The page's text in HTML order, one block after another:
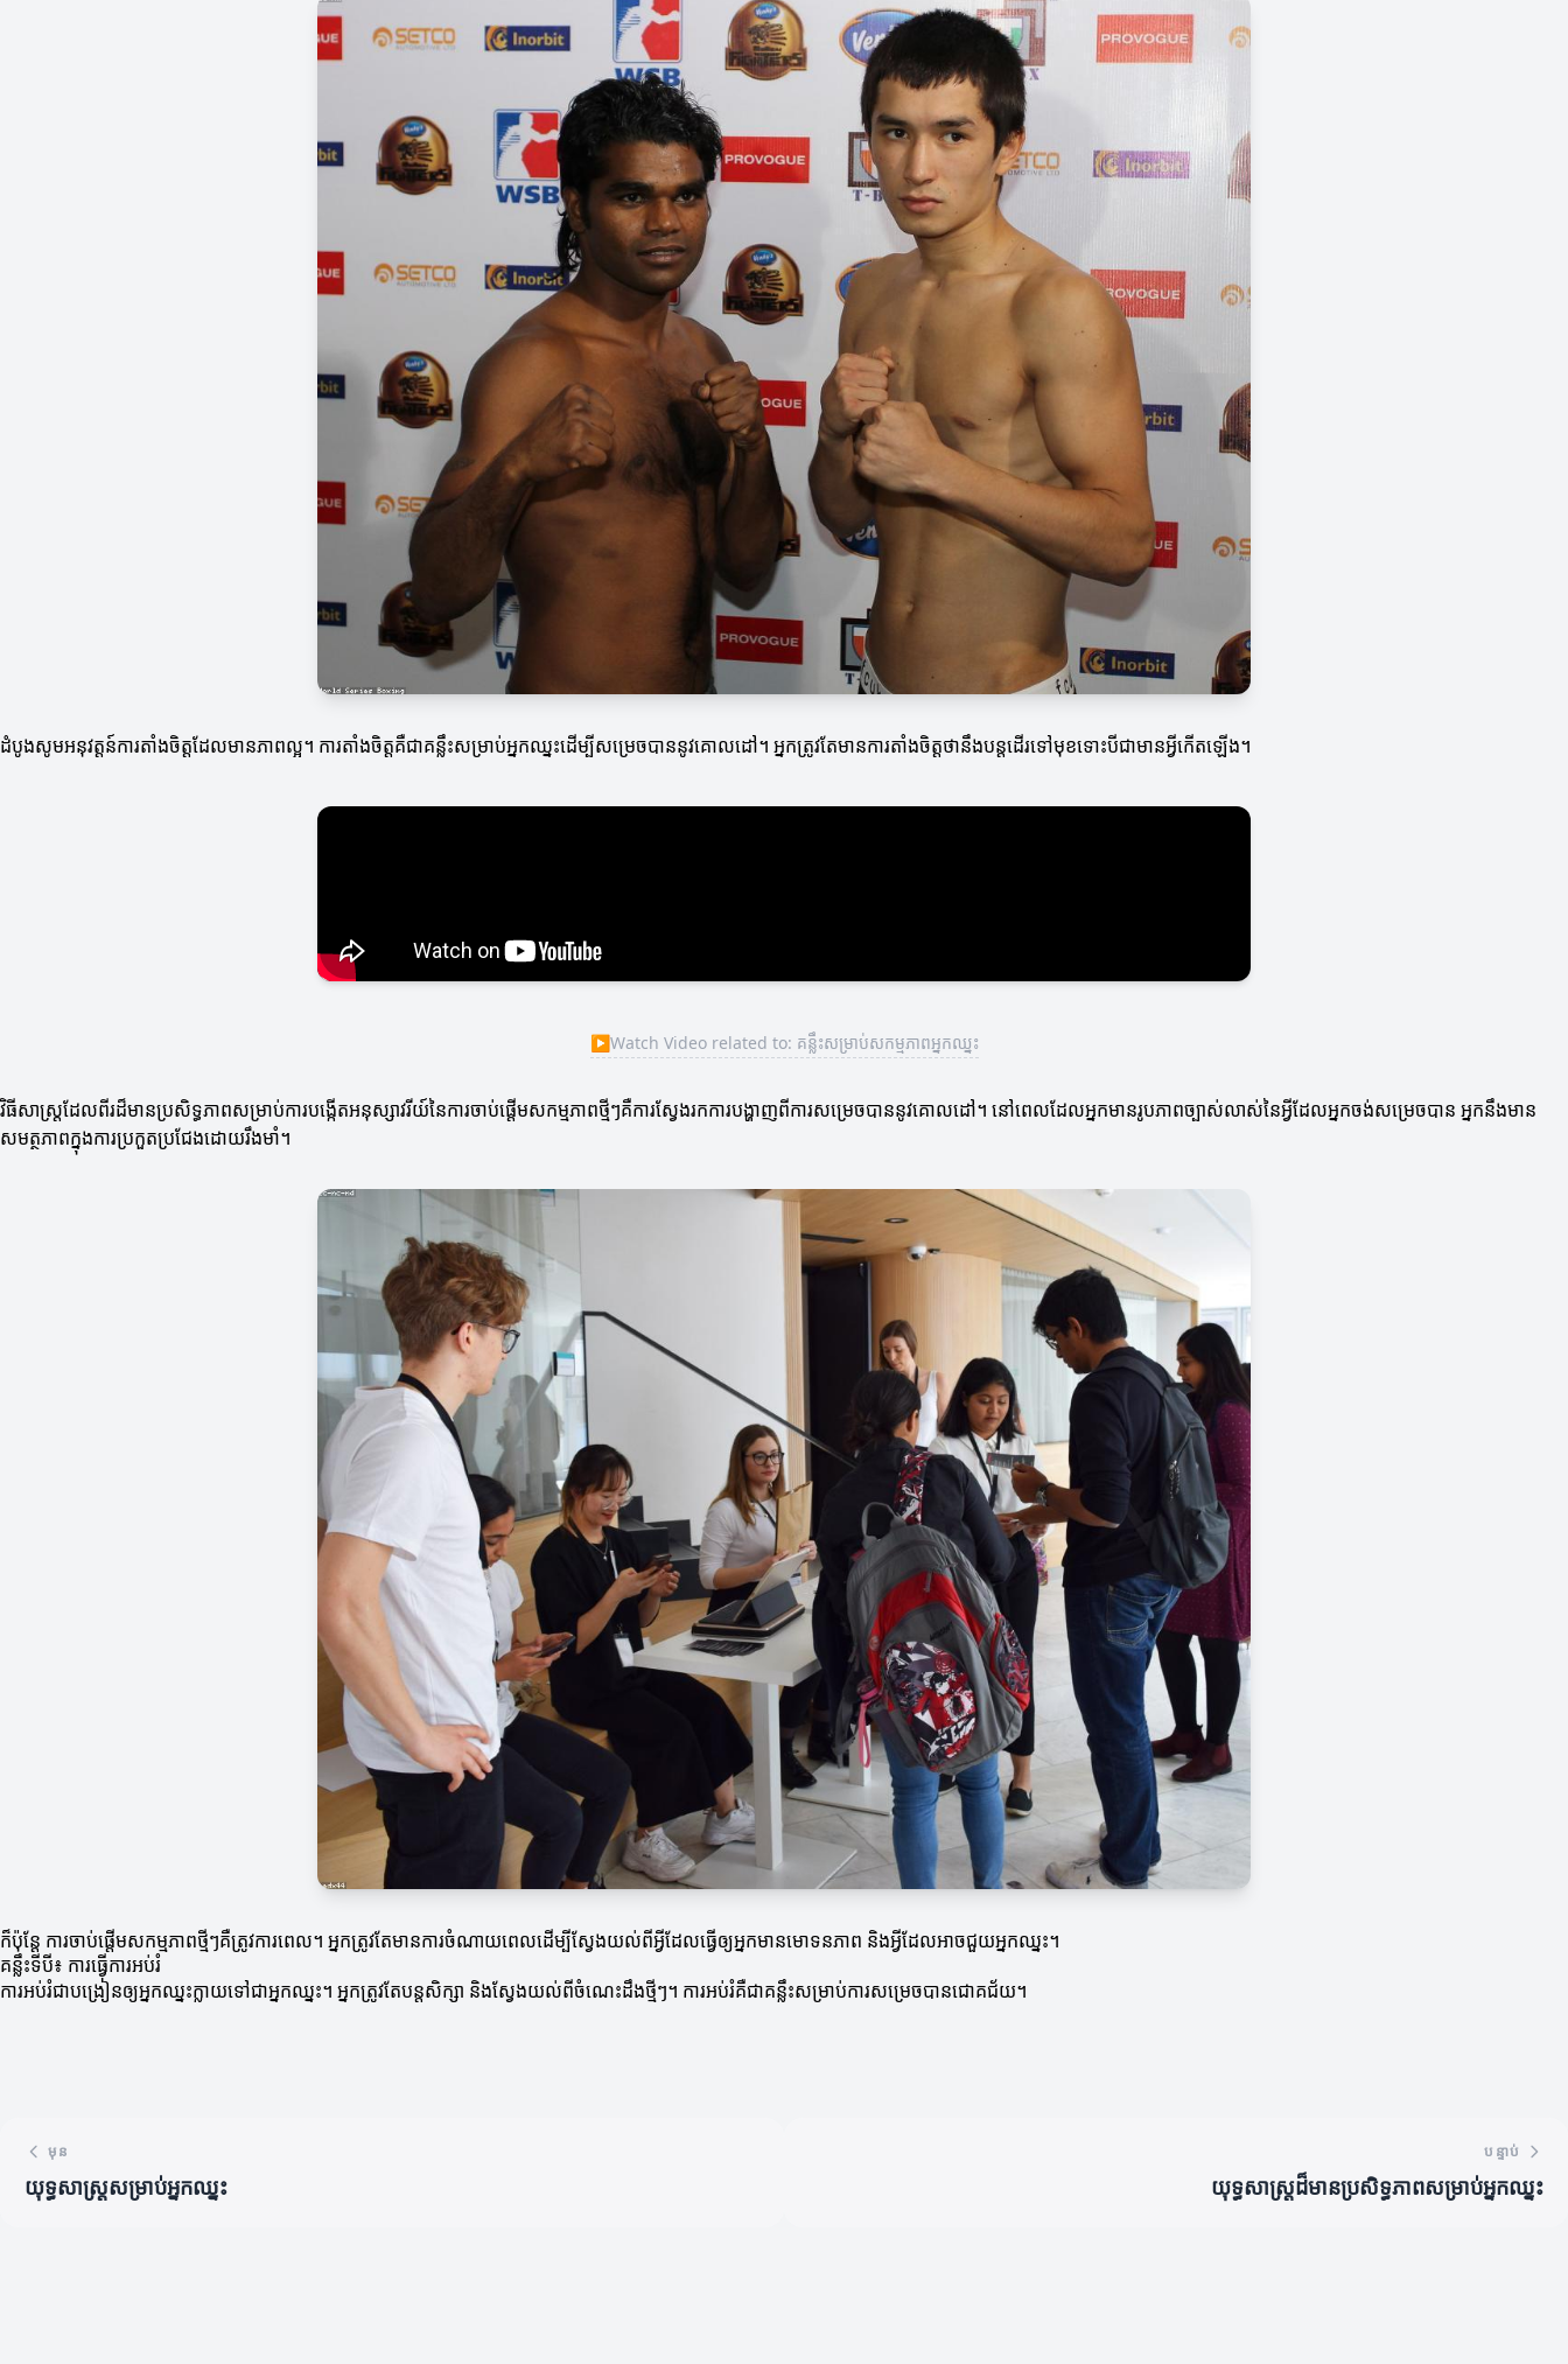
ដំបូងសូមអនុវត្តន៍ការតាំងចិត្តដែលមានភាពល្អ។ ការតាំងចិត្តគឺជាគន្លឹះសម្រាប់អ្នកឈ្នះដើម្បីសម្រេចបាននូវគោលដៅ។ អ្នកត្រូវតែមានការតាំងចិត្តថានឹងបន្តដើរទៅមុខទោះបីជាមានអ្វីកើតឡើង។
▶Watch Video related to: គន្លឹះសម្រាប់សកម្មភាពអ្នកឈ្នះ
វិធីសាស្ត្រដែលពីរដ៏មានប្រសិទ្ធភាពសម្រាប់ការបង្កើតអនុស្សាវរីយ៍នៃការចាប់ផ្តើមសកម្មភាពថ្មីៗគឺការស្វែងរកការបង្ហាញពីការសម្រេចបាននូវគោលដៅ។ នៅពេលដែលអ្នកមានរូបភាពច្បាស់លាស់នៃអ្វីដែលអ្នកចង់សម្រេចបាន អ្នកនឹងមាន
សមត្ថភាពក្នុងការប្រកួតប្រជែងដោយរឹងមាំ។
ក៏ប៉ុន្ដែ ការចាប់ផ្តើមសកម្មភាពថ្មីៗគឺត្រូវការពេល។ អ្នកត្រូវតែមានការចំណាយពេលដើម្បីស្វែងយល់ពីអ្វីដែលធ្វើឲ្យអ្នកមានមោទនភាព និងអ្វីដែលអាចជួយអ្នកឈ្នះ។
គន្លឹះទីបី៖ ការធ្វើការអប់រំ
ការអប់រំជាបង្រៀនឲ្យអ្នកឈ្នះក្លាយទៅជាអ្នកឈ្នះ។ អ្នកត្រូវតែបន្តសិក្សា និងស្វែងយល់ពីចំណេះដឹងថ្មីៗ។ ការអប់រំគឺជាគន្លឹះសម្រាប់ការសម្រេចបានជោគជ័យ។
មុន
យុទ្ធសាស្ត្រសម្រាប់អ្នកឈ្នះ
បន្ទាប់
យុទ្ធសាស្ត្រដ៏មានប្រសិទ្ធភាពសម្រាប់អ្នកឈ្នះ